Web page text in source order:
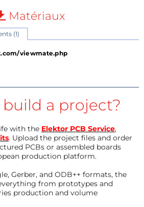
Matériaux
(1)
viewmate.php
a project?
with the Elektor PCB Service,
. Upload the project files and order
PCBs or assembled boards
production platform.
Gerber, and ODB++ formats, the
from prototypes and
production and volume